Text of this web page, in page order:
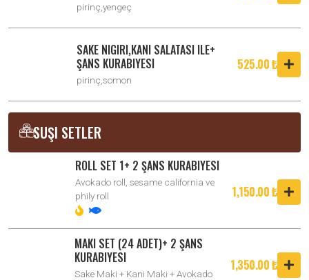
pirinç,yengeç
SAKE NIGIRI,KANI SALATASI ILE+
ŞANS KURABIYESI
pirinç,somon
525.00 ₺
SUŞI SETLER
ROLL SET 1+ 2 ŞANS KURABIYESI
Avokado roll, sesame california ve
phily roll
1,150.00 ₺
MAKI SET (24 ADET)+ 2 ŞANS
KURABIYESI
Sake Maki + Kani Maki + Avokado
1,350.00 ₺